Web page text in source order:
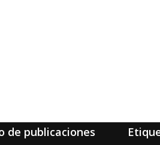
de publicaciones